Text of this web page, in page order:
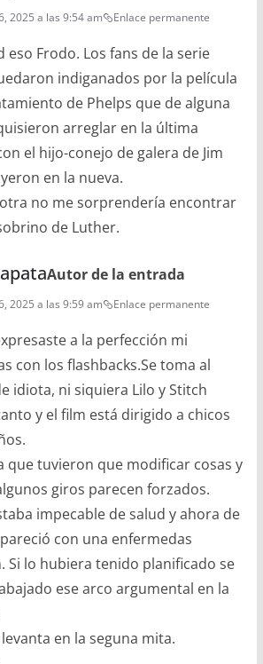
2025 a las 9:54 am Enlace permanente
eso Frodo. Los fans de la serie
indiganados por la película
de Phelps que de alguna
arreglar en la última
el hijo-conejo de galera de Jim
en la nueva.
no me sorprendería encontrar
de Luther.
Autor de la entrada
2025 a las 9:59 am Enlace permanente
a la perfección mi
con los flashbacks.Se toma al
idiota, ni siquiera Lilo y Stitch
y el film está dirigido a chicos
que tuvieron que modificar cosas y
giros parecen forzados.
impecable de salud y ahora de
con una enfermedas
Si lo hubiera tenido planificado se
ese arco argumental en la
en la seguna mita.